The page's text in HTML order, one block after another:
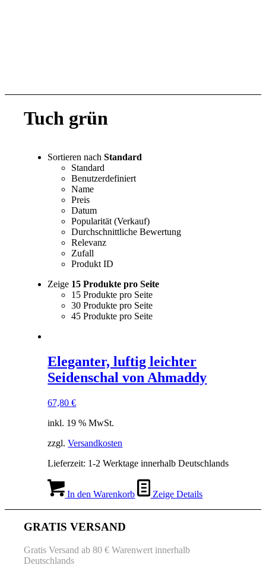
Tuch grün
Sortieren nachStandard
Standard
Benutzerdefiniert
Name
Preis
Datum
Popularität (Verkauf)
Durchschnittliche Bewertung
Relevanz
Zufall
Produkt ID
Zeige 15 Produkte pro Seite
15 Produkte pro Seite
30 Produkte pro Seite
45 Produkte pro Seite
Eleganter, luftig leichter
Seidenschal von Ahmaddy
67,80€
inkl. 19 % MwSt.
zzgl.Versandkosten
Lieferzeit: 1-2 Werktage innerhalb Deutschlands
In den Warenkorb Zeige Details
GRATIS VERSAND
Gratis Versand ab 80 € Warenwert innerhalb
Deutschlands